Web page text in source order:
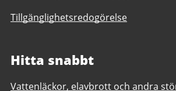
Tillgänglighetsredogörelse
Hitta snabbt
Vattenläckor, elavbrott och andra